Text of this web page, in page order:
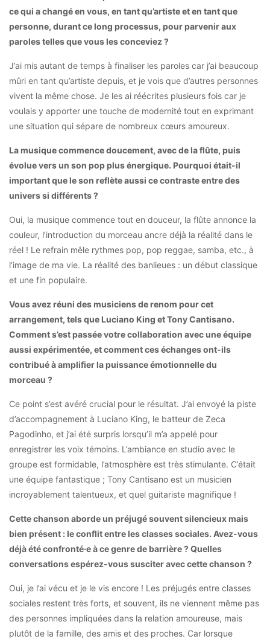
ce qui a changé en vous, en tant qu’artiste et en tant que
personne, durant ce long processus, pour parvenir aux
paroles telles que vous les conceviez ?
J’ai mis autant de temps à finaliser les paroles car j’ai beaucoup
mûri en tant qu’artiste depuis, et je vois que d’autres personnes
vivent la même chose. Je les ai réécrites plusieurs fois car je
voulais y apporter une touche de modernité tout en exprimant
une situation qui sépare de nombreux cœurs amoureux.
La musique commence doucement, avec de la flûte, puis
évolue vers un son pop plus énergique. Pourquoi était-il
important que le son reflète aussi ce contraste entre des
univers si différents ?
Oui, la musique commence tout en douceur, la flûte annonce la
couleur, l’introduction du morceau ancre déjà la réalité dans le
réel ! Le refrain mêle rythmes pop, pop reggae, samba, etc., à
l’image de ma vie. La réalité des banlieues : un début classique
et une fin populaire.
Vous avez réuni des musiciens de renom pour cet
arrangement, tels que Luciano King et Tony Cantisano.
Comment s’est passée votre collaboration avec une équipe
aussi expérimentée, et comment ces échanges ont-ils
contribué à amplifier la puissance émotionnelle du
morceau ?
Ce point s’est avéré crucial pour le résultat. J’ai envoyé la piste
d’accompagnement à Luciano King, le batteur de Zeca
Pagodinho, et j’ai été surpris lorsqu’il m’a appelé pour
enregistrer les voix témoins. L’ambiance en studio avec le
groupe est formidable, l’atmosphère est très stimulante. C’était
une équipe fantastique ; Tony Cantisano est un musicien
incroyablement talentueux, et quel guitariste magnifique !
Cette chanson aborde un préjugé souvent silencieux mais
bien présent : le conflit entre les classes sociales. Avez-vous
déjà été confronté·e à ce genre de barrière ? Quelles
conversations espérez-vous susciter avec cette chanson ?
Oui, je l’ai vécu et je le vis encore ! Les préjugés entre classes
sociales restent très forts, et souvent, ils ne viennent même pas
des personnes impliquées dans la relation amoureuse, mais
plutôt de la famille, des amis et des proches. Car lorsque